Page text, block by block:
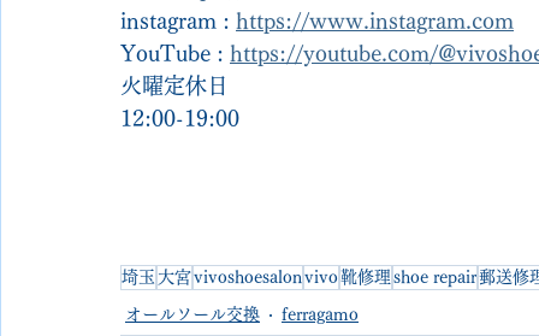
instagram : https://www.instagram.com
YouTube : https://youtube.com/
火曜定休日
12:00-19:00
埼玉 大宮vivoshoesalon vivo靴修理 shoe repair郵送修
オールソール交換 ferragamo